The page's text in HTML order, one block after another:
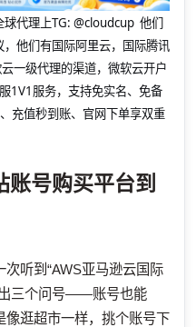
球代理上TG: @cloudcup 他们
他们有国际阿里云，国际腾讯
一级代理的渠道，微软云开户
1V1服务，支持免实名、免备
充值秒到账、官网下单享双重
账号购买平台到
听到“AWS亚马逊云国际
三个问号——账号也能
像逛超市一样，挑个账号下